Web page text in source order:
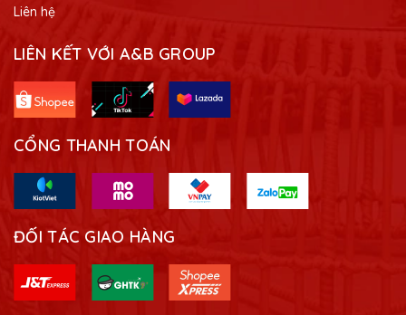
Liên hệ
LIÊN KẾT VỚI A&B GROUP
CỔNG THANH TOÁN
ĐỐI TÁC GIAO HÀNG